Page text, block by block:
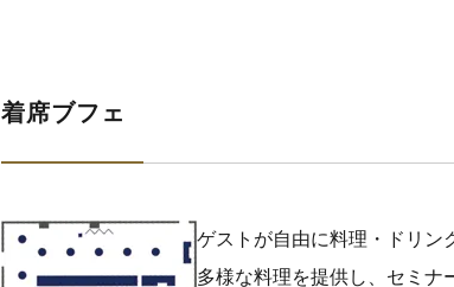
着席ブフェ
ゲストが自由に料理・ドリン
多様な料理を提供し、セミナ